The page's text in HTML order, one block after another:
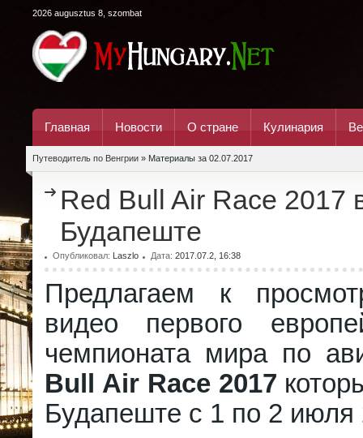
2026 augusztus 8, szombat
Главная Новости О стране Кулинария
Путеводитель по Венгрии » Материалы за 02.07.2017
Red Bull Air Race 2017
Будапеште
Опубликовал: Laszlo Дата: 2017.07.2, 16:38
Предлагаем к
видео первого
чемпионата мира по
Bull Air Race 2017
Будапеште с 1 по 2 июля